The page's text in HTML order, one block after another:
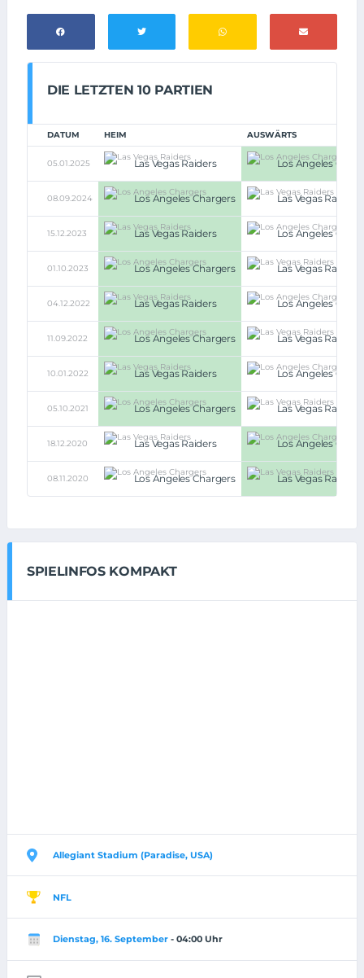
DIE LETZTEN 10 PARTIEN
DATUM HEIM AUSWÄRTS
05.01.2025 Las Vegas Raiders Los Angeles
08.09.2024 Los Angeles Chargers Las Vegas Raiders
15.12.2023 Las Vegas Raiders Los Angeles
01.10.2023 Los Angeles Chargers Las Vegas Raiders
04.12.2022 Las Vegas Raiders Los Angeles
11.09.2022 Los Angeles Chargers Las Vegas Raiders
10.01.2022 Las Vegas Raiders Los Angeles
05.10.2021 Los Angeles Chargers Las Vegas Raiders
18.12.2020 Las Vegas Raiders Los Angeles
08.11.2020 Los Angeles Chargers Las Vegas Raiders
SPIELINFOS KOMPAKT
Allegiant Stadium (Paradise, USA)
NFL
Dienstag, 16. September - 04:00 Uhr